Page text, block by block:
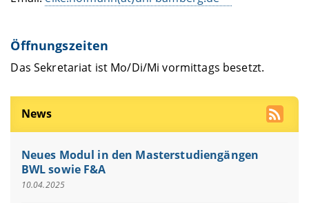
Öffnungszeiten
Das Sekretariat ist Mo/Di/Mi vormittags besetzt.
News
Neues Modul in den Masterstudiengängen
BWL sowie F&A
10.04.2025